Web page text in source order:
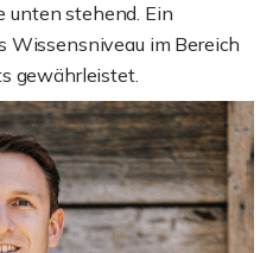
unten stehend. Ein
Wissensniveau im Bereich
gewährleistet.